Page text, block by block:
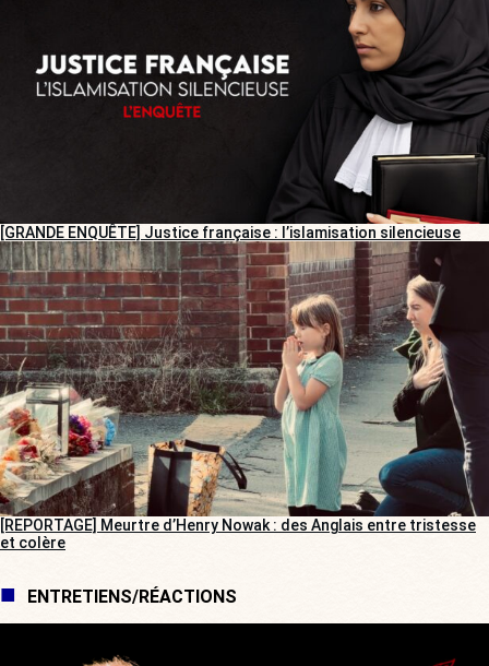
[GRANDE ENQUÊTE] Justice française : l’islamisation silencieuse
[REPORTAGE] Meurtre d’Henry Nowak : des Anglais entre tristesse
et colère
ENTRETIENS/RÉACTIONS